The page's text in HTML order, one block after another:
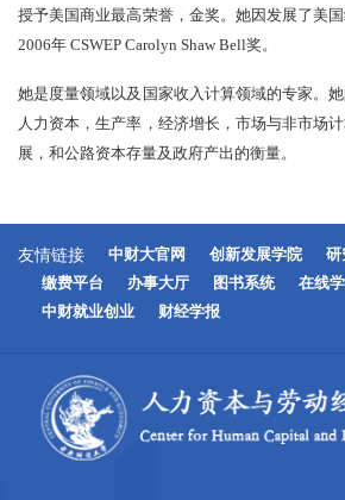
授予美国商业最高荣誉，金奖。她因发展了美
2006年 CSWEP Carolyn Shaw Bell奖。
她是度量领域以及国家收入计算领域的专家。
人力资本，生产率，经济增长，市场与非市场
展，和公路资本存量及政府产出的衡量。
友情链接 中财大官网 创新发展学院 研
缴费平台
办事大厅 图书系统 在线
中财就业创业
财经学报